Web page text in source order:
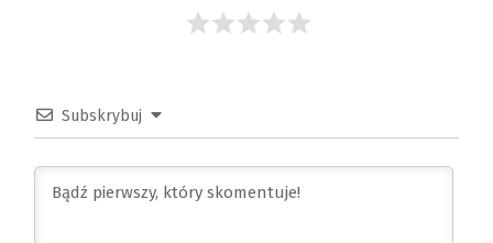
Subskrybuj